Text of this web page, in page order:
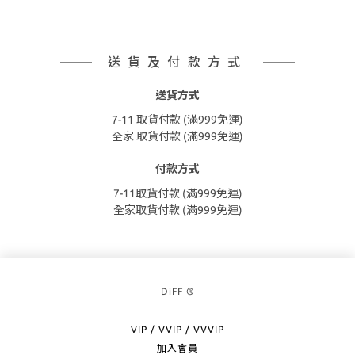
送貨及付款方式
送貨方式
7-11 取貨付款 (滿999免運)
全家 取貨付款 (滿999免運)
付款方式
7-11取貨付款 (滿999免運)
全家取貨付款 (滿999免運)
DiFF ®
VIP / VVIP / VVVIP
加入會員